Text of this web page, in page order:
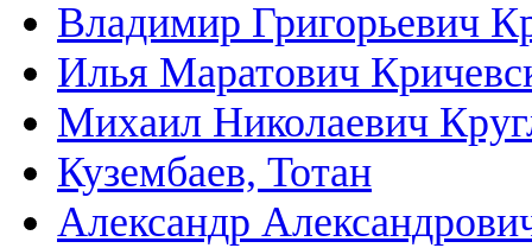
Владимир Григорьевич
Илья Маратович
Михаил Николаевич
Кузембаев, Тотан
Александр